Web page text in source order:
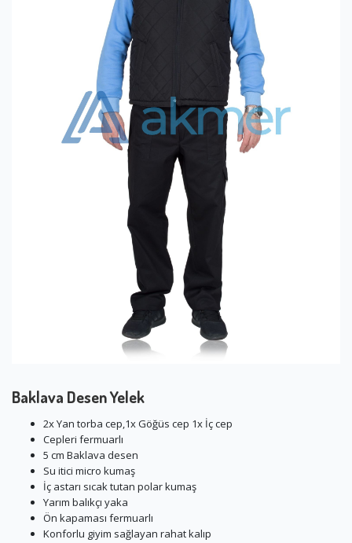
Baklava Desen Yelek
2x Yan torba cep,1x Göğüs cep 1x İç cep
Cepleri fermuarlı
5 cm Baklava desen
Su itici micro kumaş
İç astarı sıcak tutan polar kumaş
Yarım balıkçı yaka
Ön kapaması fermuarlı
Konforlu giyim sağlayan rahat kalıp